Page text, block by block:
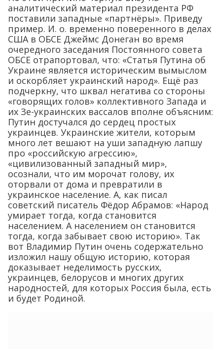
аналитический материал президента РФ
поставили западные «партнёры». Приведу
пример. И. о. временно поверенного в делах
США в ОБСЕ Джеймс Донеган во время
очередного заседания Постоянного совета
ОБСЕ отрапортовал, что: «Статья Путина об
Украине является историческим вымыслом
и оскорбляет украинский народ». Ещё раз
подчеркну, что шквал негатива со стороны
«говорящих голов» коллективного Запада и
их Зе-украинских вассалов вполне объясним:
Путин достучался до сердец простых
украинцев. Украинские жители, которым
много лет вешают на уши западную лапшу
про «российскую агрессию»,
«цивилизованный западный мир»,
осознали, что им морочат голову, их
оторвали от дома и превратили в
украинское население. А, как писал
советский писатель Фёдор Абрамов: «Народ
умирает тогда, когда становится
населением. А населением он становится
тогда, когда забывает свою историю». Так
вот Владимир Путин очень содержательно
изложил нашу общую историю, которая
доказывает неделимость русских,
украинцев, белорусов и многих других
народностей, для которых Россия была, есть
и будет Родиной.